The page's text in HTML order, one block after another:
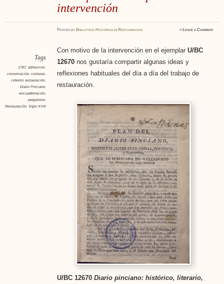
intervención
Postedby Biblioteca Histórica in Restauración ≈ Leave a Comment
Tags
1787, adhesivos,
conservación, costuras,
criterios restauración,
Diario Pinciano,
encuadernación,
pergamino,
Restauración, Siglo XVIII
Con motivo de la intervención en el ejemplar U/BC
12670 nos gustaría compartir algunas ideas y
reflexiones habituales del día a día del trabajo de
restauración.
U/BC 12670 Diario pinciano: histórico, literario,